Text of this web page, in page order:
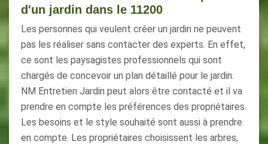
d'un jardin dans le 11200
Les personnes qui veulent créer un jardin ne peuvent
pas les réaliser sans contacter des experts. En effet,
ce sont les paysagistes professionnels qui sont
chargés de concevoir un plan détaillé pour le jardin.
NM Entretien Jardin peut alors être contacté et il va
prendre en compte les préférences des propriétaires.
Les besoins et le style souhaité sont aussi à prendre
en compte. Les propriétaires choisissent les arbres,